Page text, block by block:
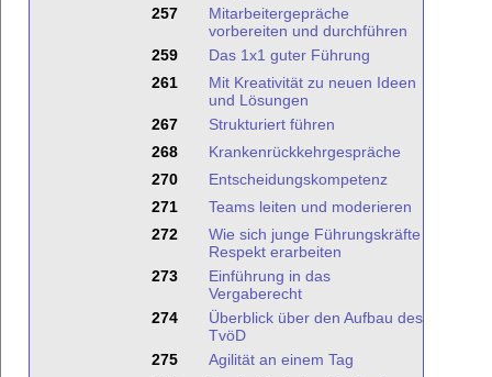
257
Mitarbeitergepräche
vorbereiten und durchführen
259
Das 1x1 guter Führung
261
Mit Kreativität zu neuen Ideen
und Lösungen
267
Strukturiert führen
268
Krankenrückkehrgespräche
270
Entscheidungskompetenz
271
Teams leiten und moderieren
272
Wie sich junge Führungskräfte
Respekt erarbeiten
273
Einführung in das
Vergaberecht
274
Überblick über den Aufbau des
TvöD
275
Agilität an einem Tag